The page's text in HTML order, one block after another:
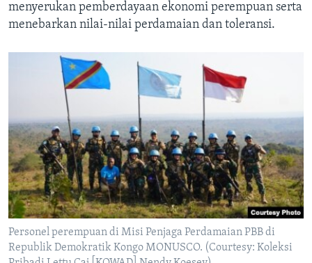
menyerukan pemberdayaan ekonomi perempuan serta
menebarkan nilai-nilai perdamaian dan toleransi.
Personel perempuan di Misi Penjaga Perdamaian PBB di
Republik Demokratik Kongo MONUSCO. (Courtesy: Koleksi